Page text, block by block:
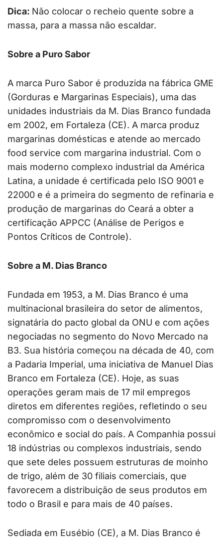
Dica: Não colocar o recheio quente sobre a
massa, para a massa não escaldar.
Sobre a Puro Sabor
A marca Puro Sabor é produzida na fábrica GME
(Gorduras e Margarinas Especiais), uma das
unidades industriais da M. Dias Branco fundada
em 2002, em Fortaleza (CE). A marca produz
margarinas domésticas e atende ao mercado
food service com margarina industrial. Com o
mais moderno complexo industrial da América
Latina, a unidade é certificada pelo ISO 9001 e
22000 e é a primeira do segmento de refinaria e
produção de margarinas do Ceará a obter a
certificação APPCC (Análise de Perigos e
Pontos Críticos de Controle).
Sobre a M. Dias Branco
Fundada em 1953, a M. Dias Branco é uma
multinacional brasileira do setor de alimentos,
signatária do pacto global da ONU e com ações
negociadas no segmento do Novo Mercado na
B3. Sua história começou na década de 40, com
a Padaria Imperial, uma iniciativa de Manuel Dias
Branco em Fortaleza (CE). Hoje, as suas
operações geram mais de 17 mil empregos
diretos em diferentes regiões, refletindo o seu
compromisso com o desenvolvimento
econômico e social do país. A Companhia possui
18 indústrias ou complexos industriais, sendo
que sete deles possuem estruturas de moinho
de trigo, além de 30 filiais comerciais, que
favorecem a distribuição de seus produtos em
todo o Brasil e para mais de 40 países.
Sediada em Eusébio (CE), a M. Dias Branco é